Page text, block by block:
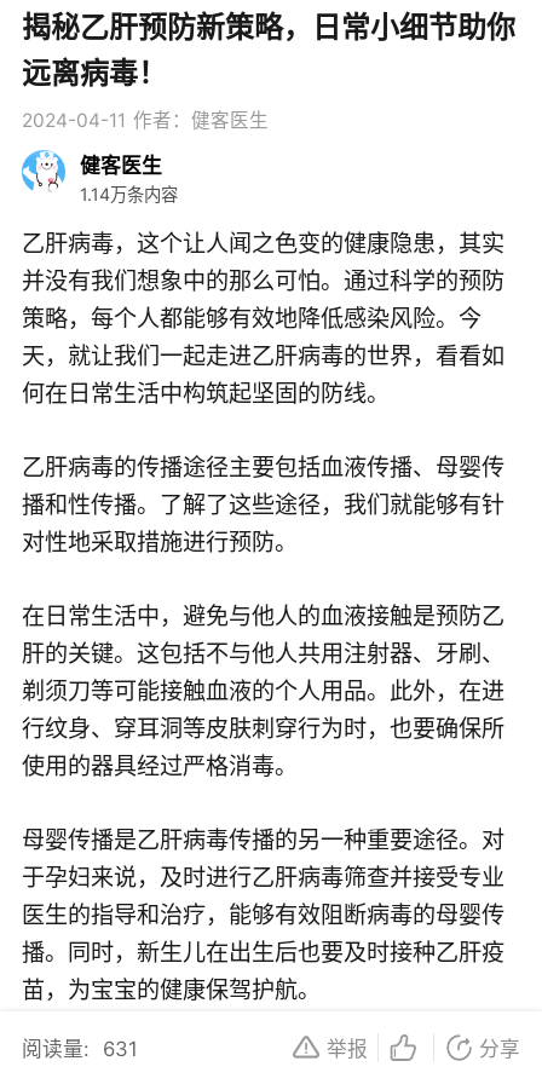
揭秘乙肝预防新策略，日常小细节助你
远离病毒！
2024-04-11 作者：健客医生
健客医生
1.14万条内容
乙肝病毒，这个让人闻之色变的健康隐患，其实
并没有我们想象中的那么可怕。通过科学的预防
策略，每个人都能够有效地降低感染风险。今
天，就让我们一起走进乙肝病毒的世界，看看如
何在日常生活中构筑起坚固的防线。
乙肝病毒的传播途径主要包括血液传播、母婴传
播和性传播。了解了这些途径，我们就能够有针
对性地采取措施进行预防。
在日常生活中，避免与他人的血液接触是预防乙
肝的关键。这包括不与他人共用注射器、牙刷、
剃须刀等可能接触血液的个人用品。此外，在进
行纹身、穿耳洞等皮肤刺穿行为时，也要确保所
使用的器具经过严格消毒。
母婴传播是乙肝病毒传播的另一种重要途径。对
于孕妇来说，及时进行乙肝病毒筛查并接受专业
医生的指导和治疗，能够有效阻断病毒的母婴传
播。同时，新生儿在出生后也要及时接种乙肝疫
苗，为宝宝的健康保驾护航。
性传播也是乙肝病毒不可忽视的传播途径。为了
阅读量: 631 举报 分享